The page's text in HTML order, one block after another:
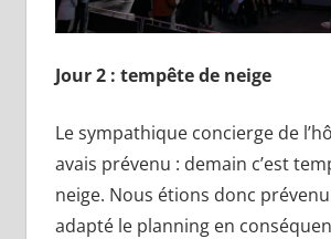
Jour 2 : tempête de neige
Le sympathique concierge de
avais prévenu : demain c’est
neige. Nous étions donc
adapté le planning en